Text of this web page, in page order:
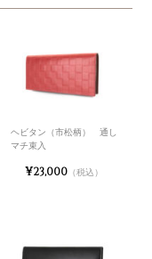
ヘビタン（市松柄） 通し
マチ束入
¥23,000 （税込）